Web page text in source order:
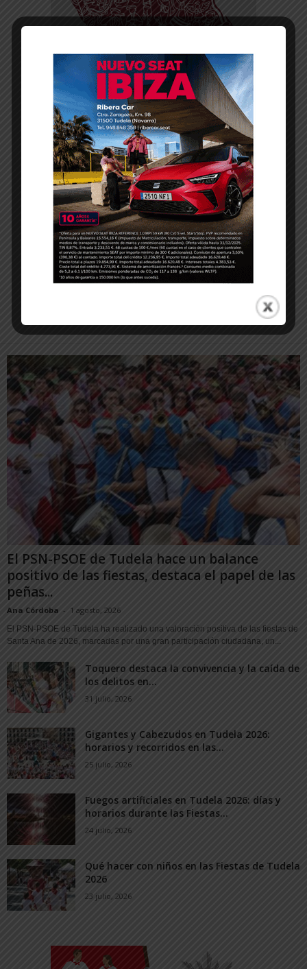
El PSN-PSOE de Tudela hace un balance
positivo de las fiestas, destaca el papel de las
peñas...
Ana Córdoba - 1 agosto, 2026
El PSN-PSOE de Tudela ha realizado una valoración positiva de las fiestas de
Santa Ana de 2026, marcadas por una gran participación ciudadana, un...
Toquero destaca la convivencia y la caída de
los delitos en...
31 julio, 2026
Gigantes y Cabezudos en Tudela 2026:
horarios y recorridos en las...
25 julio, 2026
Fuegos artificiales en Tudela 2026: días y
horarios durante las Fiestas...
24 julio, 2026
Qué hacer con niños en las Fiestas de Tudela
2026
23 julio, 2026